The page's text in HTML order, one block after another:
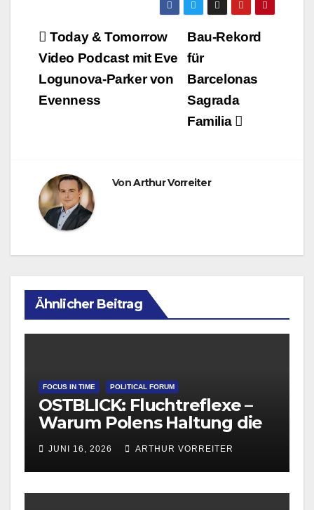
Beitragsnavigation
Bau-Rekord
für
Barcelonas
Sagrada
Familia
Today & Tomorrow
Video Podcast mit Eve
Logunova-Parker von
Evenness
VonArthur Vorreiter
Ähnlicher Beitrag
FOCUS IN TIME POLITICAL FORUM
OSTBLICK: Fluchtreflexe –
Warum Polens Haltung die
europäische
Migrationsdebatte
beeinflusst
JUNI 16, 2026 ARTHUR VORREITER